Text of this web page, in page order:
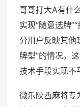
哥哥打大A有什
实现“随意选牌
分用户反映其他
牌型”的情况。
技术手段实现不
微乐陕西麻将专